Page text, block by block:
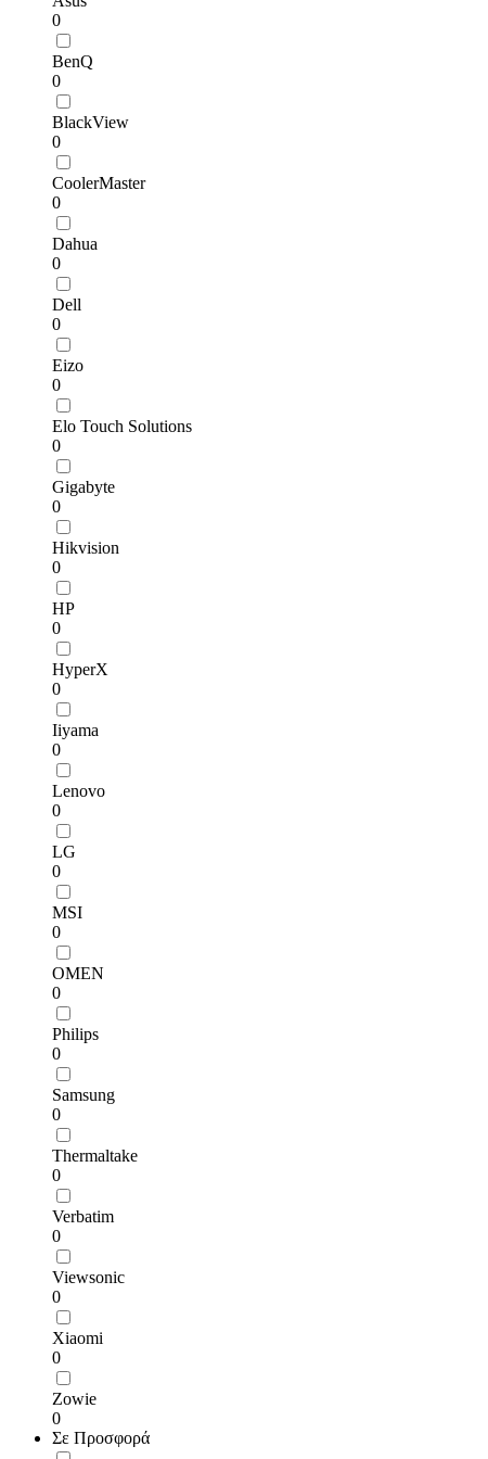
0
BenQ
0
BlackView
0
CoolerMaster
0
Dahua
0
Dell
0
Eizo
0
Elo Touch Solutions
0
Gigabyte
0
Hikvision
0
HP
0
HyperX
0
Iiyama
0
Lenovo
0
LG
0
MSI
0
OMEN
0
Philips
0
Samsung
0
Thermaltake
0
Verbatim
0
Viewsonic
0
Xiaomi
0
Zowie
0
Σε Προσφορά